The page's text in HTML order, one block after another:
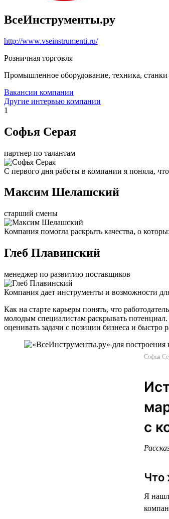
ВсеИнструменты.ру
http://www.vseinstrumenti.ru/
Розничная торговля
Промышленное оборудование, техника,
Вакансии компании
Другие интервью компании
1
Софья Серая
партнер по талантам
С первого дня работы в компании я поняла,
Максим Шелашский
старший смены
Компания помогла раскрыть качества, о
Глеб Плавинский
менеджер по развитию поставщиков
Компания дает инструменты и возможности
Как на старте карьеры понять, что
молодым специалистам раскрывать
оценивать задачи с позиции бизнеса и быстро
Софья
с
Что
Я